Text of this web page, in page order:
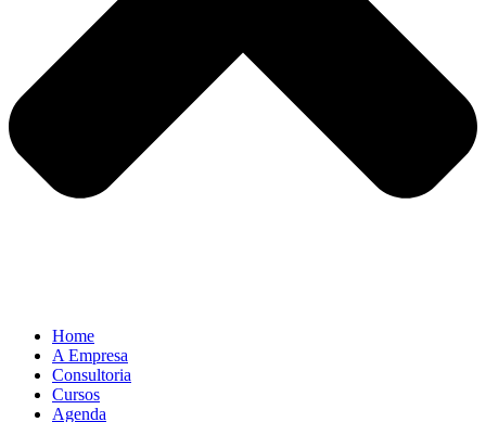
Home
A Empresa
Consultoria
Cursos
Agenda